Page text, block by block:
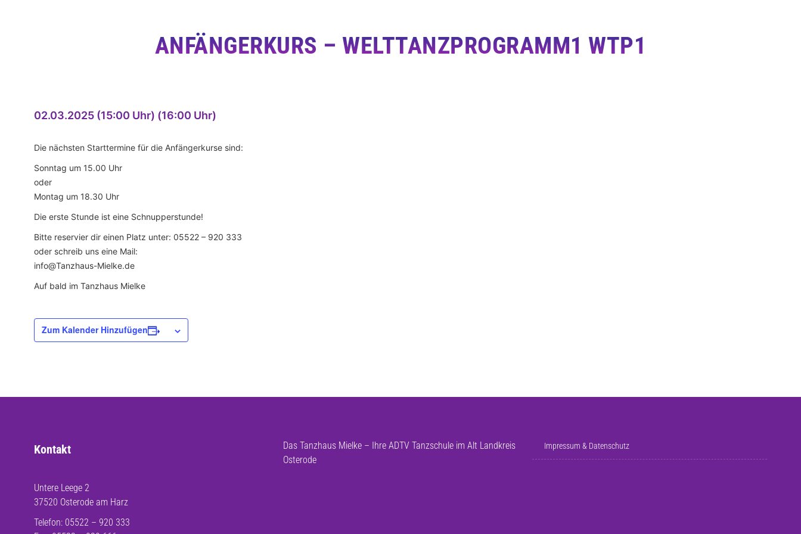
ANFÄNGERKURS – WELTTANZPROGRAMM1 WTP1
02.03.2025 (15:00 Uhr) (16:00 Uhr)
Die nächsten Starttermine für die Anfängerkurse sind:
Sonntag um 15.00 Uhr
oder
Montag um 18.30 Uhr
Die erste Stunde ist eine Schnupperstunde!
Bitte reservier dir einen Platz unter: 05522 – 920 333
oder schreib uns eine Mail:
info@Tanzhaus-Mielke.de
Auf bald im Tanzhaus Mielke
Zum Kalender Hinzufügen
Kontakt
Untere Leege 2
37520 Osterode am Harz
Telefon: 05522 – 920 333
Das Tanzhaus Mielke – Ihre ADTV Tanzschule im Alt Landkreis
Osterode
Impressum & Datenschutz